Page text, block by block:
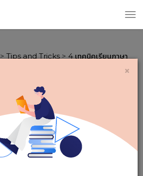
>Tips and Tricks >4 เทคนิคเรียนภาษา
ยนภาษาอังกฤษพื้น
ต้องลอง
READ Thursday 02 / 07 / 2026
×